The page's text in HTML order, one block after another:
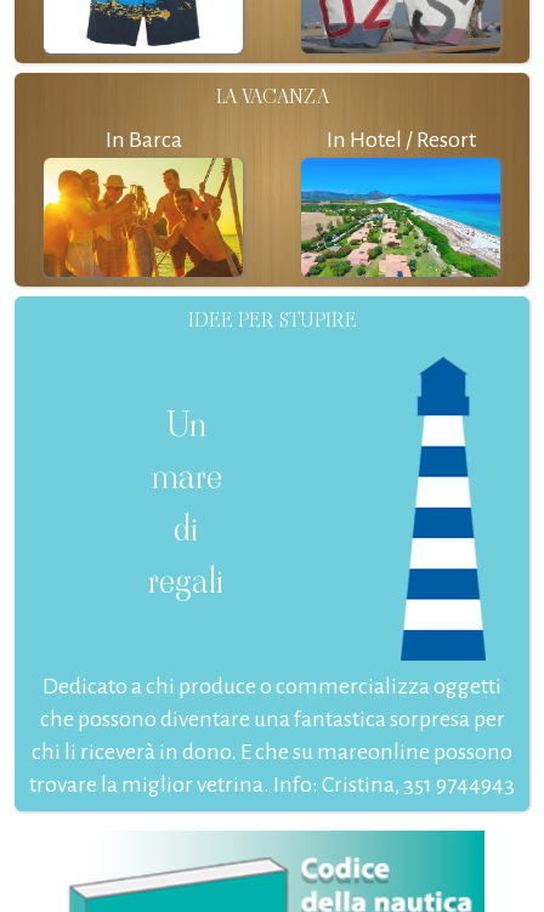
LA VACANZA
In Barca In Hotel / Resort
IDEE PER STUPIRE
Un
mare
di
regali
Dedicato a chi produce o commercializza oggetti
che possono diventare una fantastica sorpresa per
chi li riceverà in dono. E che su mareonline possono
trovare la miglior vetrina. Info: Cristina, 351 9744943